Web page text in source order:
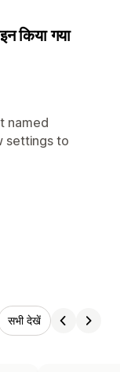
किया गया
named
settings to
सभी देखें